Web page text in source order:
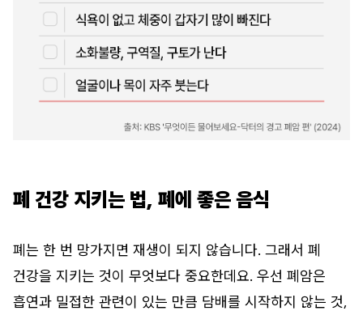
폐 건강 지키는 법, 폐에 좋은 음식
폐는 한 번 망가지면 재생이 되지 않습니다. 그래서 폐
건강을 지키는 것이 무엇보다 중요한데요. 우선 폐암은
흡연과 밀접한 관련이 있는 만큼 담배를 시작하지 않는 것,